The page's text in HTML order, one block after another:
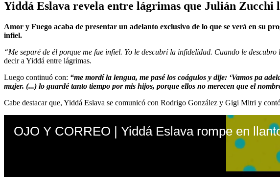
3
15
secondsVolume
90%
Yiddá Eslava revela entre lágrimas que Julián
Amor y Fuego acaba de presentar un adelanto exclusivo de lo que se verá en su
infiel.
“Me separé de él porque me fue infiel. Yo le descubrí la infidelidad. Cuando le
decir a Yiddá entre lágrimas.
Luego continuó con: “me mordí la lengua, me pasé los coágulos y dije: ‘Vamos pa
mujer. (...) lo guardé tanto tiempo por mis hijos, porque ellos no merecen que el
Cabe destacar que, Yiddá Eslava se comunicó con Rodrigo González y Gigi Mitri y
OJO Y CORREO | Yiddá Eslava rompe en